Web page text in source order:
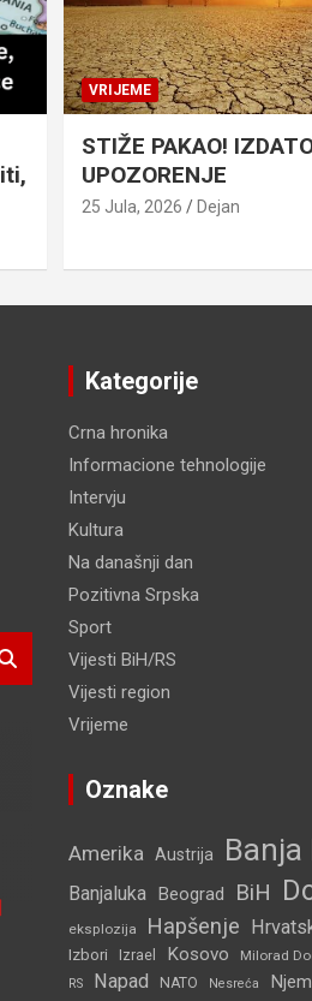
VRIJEME
STIŽE PAKAO!
UPOZORENJE
25 Jula, 2026 Dejan
Kategorije
Crna hronika
Informacione tehnologije
Intervju
Kultura
Na današnji dan
Pozitivna Srpska
Sport
Vijesti BiH/RS
Vijesti region
Vrijeme
Oznake
Amerika Austrija Banja
Banjaluka Beograd BiH
eksplozija Hapšenje
Izbori Izrael Kosovo Milorad
RS
Napad NATO Nesreća